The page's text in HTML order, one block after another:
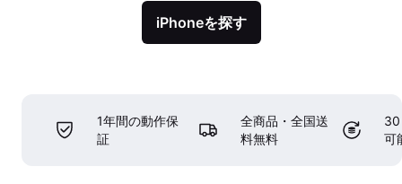
iPhoneを探す
1年間の動作保
証
全商品・全国送
料無料
30
可